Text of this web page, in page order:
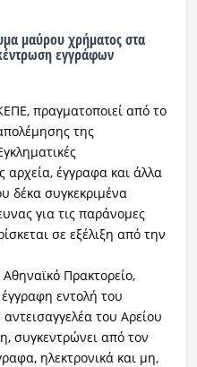
μαύρου χρήματος στα
εγγράφων
πραγματοποιεί από το
της
αρχεία, έγγραφα και άλλα
δέκα συγκεκριμένα
για τις παράνομες
σε εξέλιξη από την
Πρακτορείο,
εντολή του
του Αρείου
συγκεντρώνει από τον
ηλεκτρονικά και μη,